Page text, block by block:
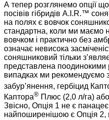
А тепер розглянемо опції
посівів гібридів A.I.R.™
на полях є вовчок
стандартна, коли ми маємо
вовчком і практично без
означає невисока
соняшниковий тільки
представлена поодинокими
випадках ми рекомендуємо
забур’янення, гербіцид
Каптора® Плюс (2,0 л/га)
Звісно, Опція 1 не є
найпоширенішою є Опція 2,